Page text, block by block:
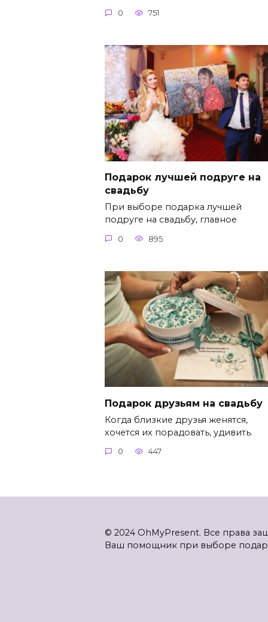
0 751
Подарок лучшей подруге на
свадьбу
При выборе подарка лучшей
подруге на свадьбу, главное
0 895
Подарок друзьям на свадьбу
Когда близкие друзья женятся,
хочется их порадовать, удивить.
0 447
© 2024 OhMyPresent. Все права
Ваш помощник при выборе